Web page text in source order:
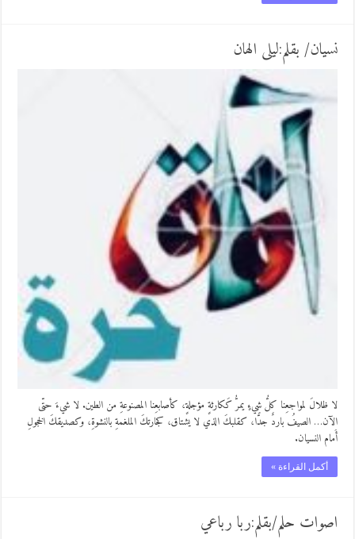
نسيان/ بقلم:ليلى الهان
لا ظلالَ لمواجعِنا كلُّ شيءٍ يمرُّ كَكارثةٍ مؤجلةٍ، كأصابعِنا المصنوعةِ من الطين. لا شيءَ حتّى
الآن… الصيفُ باردٌ جدًّا، كقلبكَ الذي لا يشتاق، كجارتكَ الملغمةِ بالنشوةِ، وكصديقكَ الخجولِ
أَمام النسيان.
أكمل القراءة »
اصوات حلم/بقلم:ربا رباعي